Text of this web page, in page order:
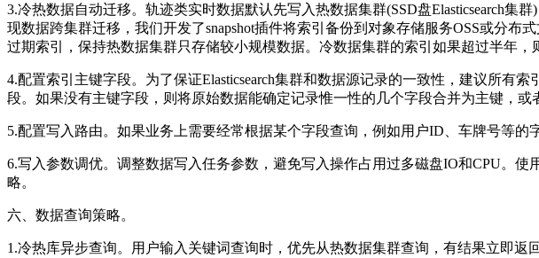
3.冷热数据自动迁移。轨迹类实时数据默认先写入热数据集群(SSD盘Elasticsearch集
现数据跨集群迁移，我们开发了snapshot插件将索引备份到对象存储服务OSS或分
过期索引，保持热数据集群只存储较小规模数据。冷数据集群的索引如果超过半年，
4.配置索引主键字段。为了保证Elasticsearch集群和数据源记录的一致性，建议所有
段。如果没有主键字段，则将原始数据能确定记录惟一性的几个字段合并为主键，或
5.配置写入路由。如果业务上需要经常根据某个字段查询，例如用户ID、车牌号等的
6.写入参数调优。调整数据写入任务参数，避免写入操作占用过多磁盘IO和CPU。使
略。
六、数据查询策略。
1.冷热库异步查询。用户输入关键词查询时，优先从热数据集群查询，有结果立即